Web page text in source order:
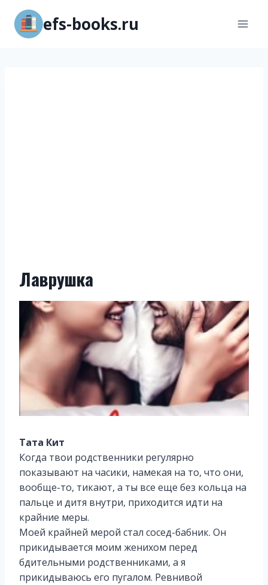
Перейти
содержимому
efs-books.ru
Лаврушка
Тата Кит
Когда твои родственники регулярно
показывают на часики, намекая на то, что они,
вообще-то, тикают, а ты все еще без кольца на
пальце и дитя внутри, приходится идти на
крайние меры.
Моей крайней мерой стал сосед-бабник. Он
прикидывается моим женихом перед
бдительными родственниками, а я
прикидываюсь его пугалом. Ревнивой